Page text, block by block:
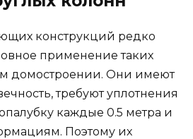
конструкций редко
применение таких
домостроении. Они имеют
требуют уплотнения
каждые 0.5 метра и
Поэтому их